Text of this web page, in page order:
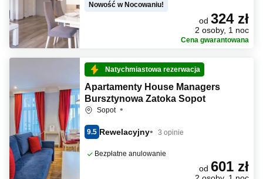
Nowość w Nocowaniu!
od 324 zł
2 osoby, 1 noc
Cena gwarantowana
Natychmiastowa rezerwacja
Apartamenty House Managers
Bursztynowa Zatoka Sopot
Sopot
9.5 Rewelacyjny 3 opinie
Bezpłatne anulowanie
od 601 zł